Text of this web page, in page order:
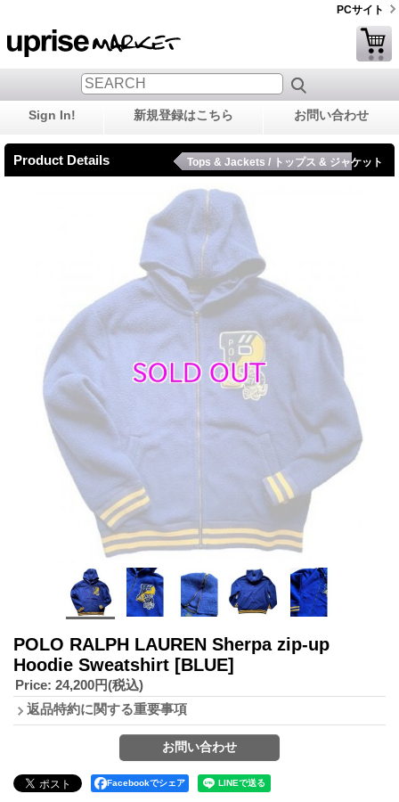
PCサイト
Sign In! 新規登録はこちら お問い合わせ
Product Details Tops & Jackets / トップス & ジャケット
POLO RALPH LAUREN Sherpa zip-up
Hoodie Sweatshirt [BLUE]
Price: 24,200円(税込)
返品特約に関する重要事項
Facebookでシェア